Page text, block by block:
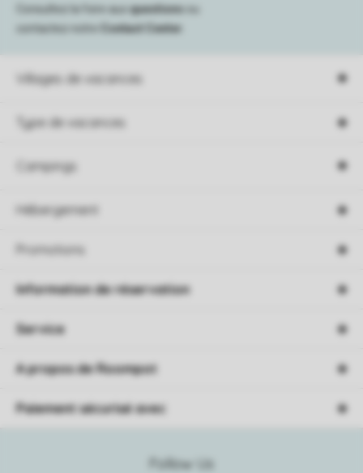
Villages de vacances
Type de vacances
Campings
Hébergement
Promotions
Consultez la foire aux questions
contactez notre
Contact Center
Follow Us
Information de réservation
Service
A propos de Roompot
Paiement sécurisé avec